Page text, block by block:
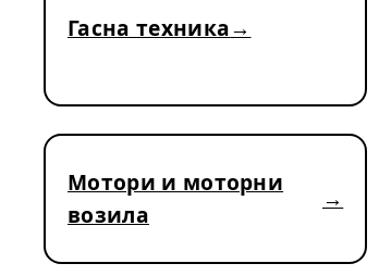
Гасна техника
Мотори и моторни
возила